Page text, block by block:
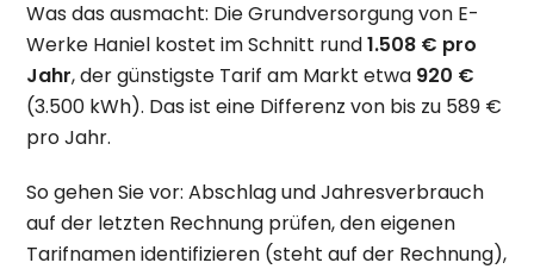
Was das ausmacht: Die Grundversorgung von E-
Werke Haniel kostet im Schnitt rund1.508 € pro
Jahr, der günstigste Tarif am Markt etwa 920 €
(3.500 kWh). Das ist eine Differenz von bis zu 589 €
pro Jahr.
So gehen Sie vor: Abschlag und Jahresverbrauch
auf der letzten Rechnung prüfen, den eigenen
Tarifnamen identifizieren (steht auf der Rechnung),